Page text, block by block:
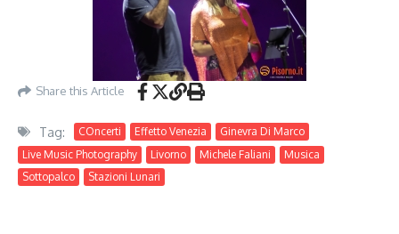
Share this Article
Tag: COncerti Effetto Venezia
Ginevra Di Marco
Live Music Photography
Livorno Michele Faliani
Musica
Sottopalco
Stazioni Lunari